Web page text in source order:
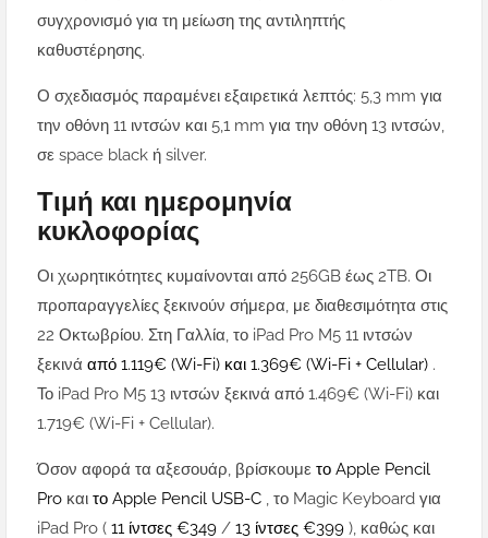
συγχρονισμό για τη μείωση της αντιληπτής
καθυστέρησης.
Ο σχεδιασμός παραμένει εξαιρετικά λεπτός: 5,3 mm για
την οθόνη 11 ιντσών και 5,1 mm για την οθόνη 13 ιντσών,
σε space black ή silver.
Τιμή και ημερομηνία
κυκλοφορίας
Οι χωρητικότητες κυμαίνονται από 256GB έως 2TB. Οι
προπαραγγελίες ξεκινούν σήμερα, με διαθεσιμότητα στις
22 Οκτωβρίου. Στη Γαλλία, το iPad Pro M5 11 ιντσών
ξεκινά από 1.119€ (Wi-Fi) και 1.369€ (Wi-Fi + Cellular) .
Το iPad Pro M5 13 ιντσών ξεκινά από 1.469€ (Wi-Fi) και
1.719€ (Wi-Fi + Cellular).
Όσον αφορά τα αξεσουάρ, βρίσκουμε το Apple Pencil
Pro και το Apple Pencil USB-C , το Magic Keyboard για
iPad Pro ( 11 ίντσες €349 / 13 ίντσες €399 ), καθώς και